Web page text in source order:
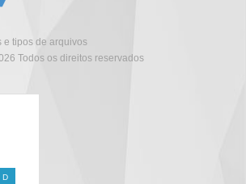
e tipos de arquivos
Todos os direitos reservados
D